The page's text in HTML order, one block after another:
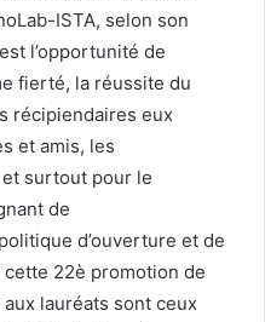
ISTA, selon son
l’opportunité de
fierté, la réussite du
récipiendaires eux
et amis, les
surtout pour le
de
d’ouverture et de
22è promotion de
lauréats sont ceux